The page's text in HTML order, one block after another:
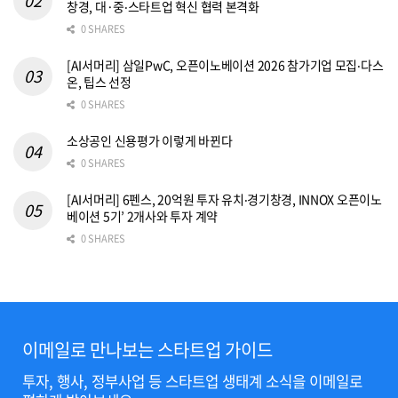
창경, 대·중‧스타트업 혁신 협력 본격화
0 SHARES
[AI서머리] 삼일PwC, 오픈이노베이션 2026 참가기업 모집‧다스
온, 팁스 선정
0 SHARES
소상공인 신용평가 이렇게 바뀐다
0 SHARES
[AI서머리] 6펜스, 20억원 투자 유치‧경기창경, INNOX 오픈이노
베이션 5기’ 2개사와 투자 계약
0 SHARES
이메일로 만나보는 스타트업 가이드
투자, 행사, 정부사업 등 스타트업 생태계 소식을 이메일로